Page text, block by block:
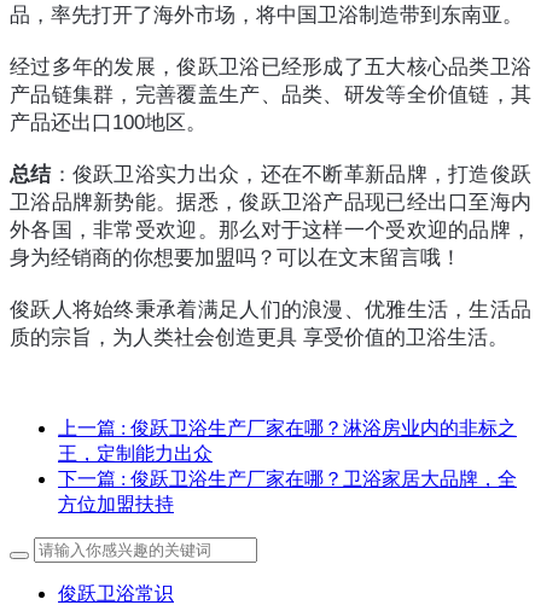
品，率先打开了海外市场，将中国卫浴制造带到东南亚。
经过多年的发展，俊跃卫浴已经形成了五大核心品类卫浴
产品链集群，完善覆盖生产、品类、研发等全价值链，其
产品还出口100地区。
总结：俊跃卫浴实力出众，还在不断革新品牌，打造俊跃
卫浴品牌新势能。据悉，俊跃卫浴产品现已经出口至海内
外各国，非常受欢迎。那么对于这样一个受欢迎的品牌，
身为经销商的你想要加盟吗？可以在文末留言哦！
俊跃人将始终秉承着满足人们的浪漫、优雅生活，生活品
质的宗旨，为人类社会创造更具 享受价值的卫浴生活。
上一篇 : 俊跃卫浴生产厂家在哪？淋浴房业内的非标之
王，定制能力出众
下一篇 : 俊跃卫浴生产厂家在哪？卫浴家居大品牌，全
方位加盟扶持
俊跃卫浴常识